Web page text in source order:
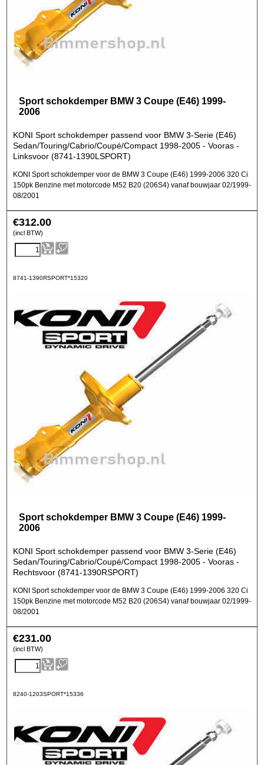
Sport schokdemper BMW 3 Coupe (E46) 1999-
2006
KONI Sport schokdemper passend voor BMW 3-Serie (E46)
Sedan/Touring/Cabrio/Coupé/Compact 1998-2005 - Vooras -
Linksvoor (8741-1390LSPORT)
KONI Sport schokdemper voor de BMW 3 Coupe (E46) 1999-2006 320 Ci
150pk Benzine met motorcode M52 B20 (206S4) vanaf bouwjaar 02/1999-
08/2001
€312.00
(incl BTW)
8741-1390RSPORT*15320
Sport schokdemper BMW 3 Coupe (E46) 1999-
2006
KONI Sport schokdemper passend voor BMW 3-Serie (E46)
Sedan/Touring/Cabrio/Coupé/Compact 1998-2005 - Vooras -
Rechtsvoor (8741-1390RSPORT)
KONI Sport schokdemper voor de BMW 3 Coupe (E46) 1999-2006 320 Ci
150pk Benzine met motorcode M52 B20 (206S4) vanaf bouwjaar 02/1999-
08/2001
€231.00
(incl BTW)
8240-1203SPORT*15336